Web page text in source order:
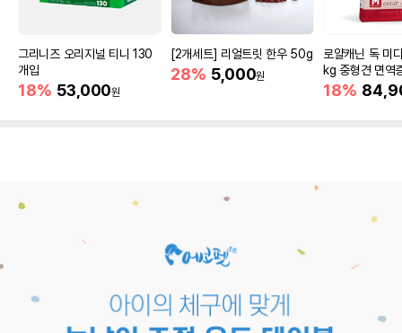
그리니즈 오리지널 티니 130
개입
18% 53,000원
[2개세트] 리얼트릿 한우 50g
28% 5,000원
로얄캐닌 독 미
kg 중형견 면역
18%